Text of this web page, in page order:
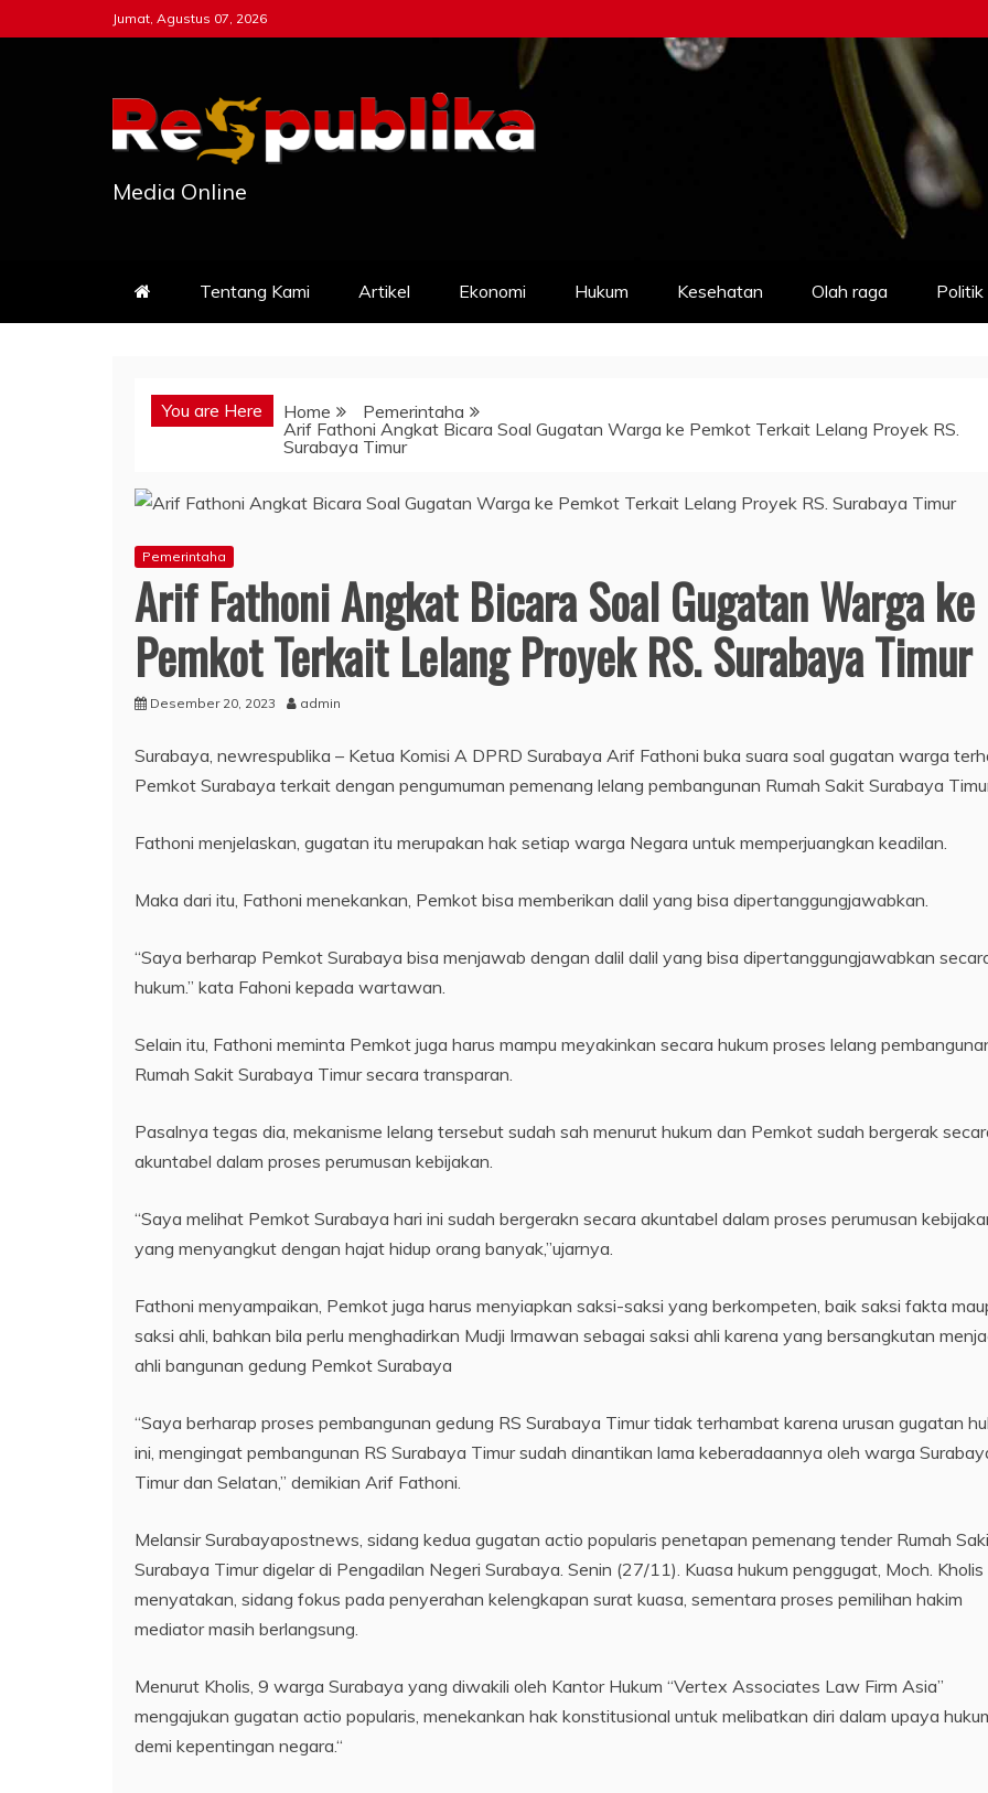
to
Jumat, Agustus 07, 2026
Media Online
Tentang Kami Artikel Ekonomi Hukum Kesehatan Olah raga Politik
You are Here Home
Pemerintaha
Arif Fathoni Angkat Bicara Soal Gugatan Warga ke Pemkot Terkait Lelang Proyek RS.
Surabaya Timur
Pemerintaha
Arif Fathoni Angkat Bicara Soal Gugatan Warga ke
Pemkot Terkait Lelang Proyek RS. Surabaya Timur
Desember 20, 2023 admin
Surabaya, newrespublika – Ketua Komisi A DPRD Surabaya Arif Fathoni buka suara soal gugatan warga
Pemkot Surabaya terkait dengan pengumuman pemenang lelang pembangunan Rumah Sakit Surabaya
Fathoni menjelaskan, gugatan itu merupakan hak setiap warga Negara untuk memperjuangkan keadilan.
Maka dari itu, Fathoni menekankan, Pemkot bisa memberikan dalil yang bisa dipertanggungjawabkan.
“Saya berharap Pemkot Surabaya bisa menjawab dengan dalil dalil yang bisa dipertanggungjawabkan
hukum.” kata Fahoni kepada wartawan.
Selain itu, Fathoni meminta Pemkot juga harus mampu meyakinkan secara hukum proses lelang
Rumah Sakit Surabaya Timur secara transparan.
Pasalnya tegas dia, mekanisme lelang tersebut sudah sah menurut hukum dan Pemkot sudah bergerak
akuntabel dalam proses perumusan kebijakan.
“Saya melihat Pemkot Surabaya hari ini sudah bergerakn secara akuntabel dalam proses perumusan
yang menyangkut dengan hajat hidup orang banyak,”ujarnya.
Fathoni menyampaikan, Pemkot juga harus menyiapkan saksi-saksi yang berkompeten, baik saksi fakta
saksi ahli, bahkan bila perlu menghadirkan Mudji Irmawan sebagai saksi ahli karena yang bersangkutan
ahli bangunan gedung Pemkot Surabaya
“Saya berharap proses pembangunan gedung RS Surabaya Timur tidak terhambat karena urusan gugatan
ini, mengingat pembangunan RS Surabaya Timur sudah dinantikan lama keberadaannya oleh warga
Timur dan Selatan,” demikian Arif Fathoni.
Melansir Surabayapostnews, sidang kedua gugatan actio popularis penetapan pemenang tender Rumah
Surabaya Timur digelar di Pengadilan Negeri Surabaya. Senin (27/11). Kuasa hukum penggugat, Moch. Kholis
menyatakan, sidang fokus pada penyerahan kelengkapan surat kuasa, sementara proses pemilihan hakim
mediator masih berlangsung.
Menurut Kholis, 9 warga Surabaya yang diwakili oleh Kantor Hukum “Vertex Associates Law Firm Asia”
mengajukan gugatan actio popularis, menekankan hak konstitusional untuk melibatkan diri dalam upaya
demi kepentingan negara.“